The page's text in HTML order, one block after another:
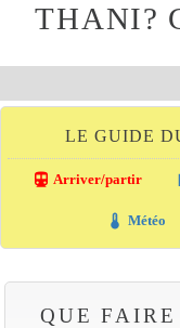
THANI?
LE GUIDE
directions_transit Arriver/partir
thermostat Météo
QUE